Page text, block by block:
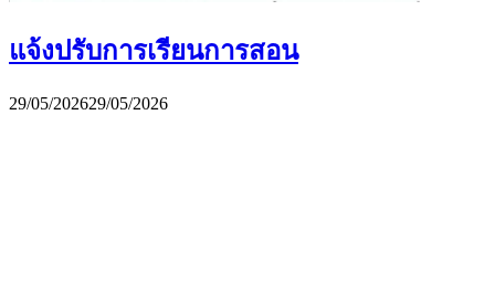
แจ้งปรับการเรียนการสอน
29/05/202629/05/2026